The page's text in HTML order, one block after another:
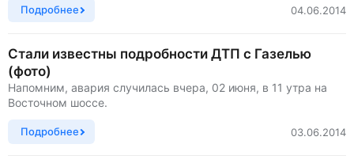
Подробнее 04.06.2014
Стали известны подробности ДТП с Газелью
(фото)
Напомним, авария случилась вчера, 02 июня, в 11 утра на
Восточном шоссе.
Подробнее 03.06.2014